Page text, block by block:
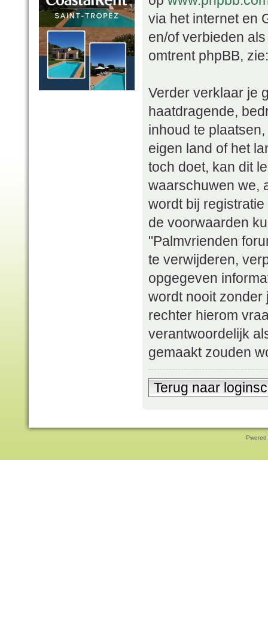
via het internet en
en/of verbieden
omtrent phpBB,
Verder verklaar je
haatdragende,
inhoud te
eigen land of het
toch doet, kan dit
waarschuwen we,
wordt bij
de voorwaarden
"Palmvrienden
te verwijderen,
opgegeven
wordt nooit zonder
rechter hierom
verantwoordelijk
gemaakt zouden
Terug naar